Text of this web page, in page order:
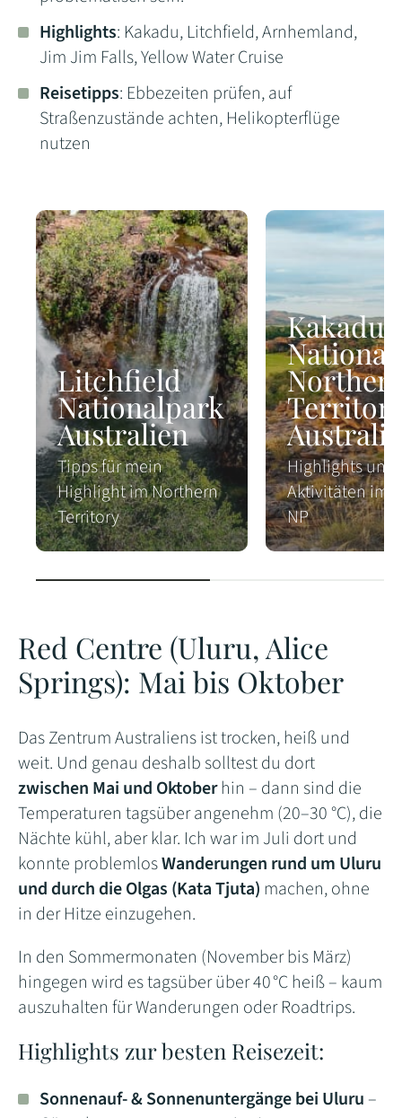
Highlights: Kakadu, Litchfield, Arnhemland,
Jim Jim Falls, Yellow Water Cruise
Reisetipps: Ebbezeiten prüfen, auf
Straßenzustände achten, Helikopterflüge
nutzen
Litchfield
Nationalpark
Australien
Tipps für mein
Highlight im Northern
Territory
Kakadu
Highlights und
Aktivitäten im
NP
Red Centre (Uluru, Alice
Springs): Mai bis Oktober
Das Zentrum Australiens ist trocken, heiß und
weit. Und genau deshalb solltest du dort
zwischen Mai und Oktoberhin – dann sind die
Temperaturen tagsüber angenehm (20–30 °C), die
Nächte kühl, aber klar. Ich war im Juli dort und
konnte problemlosWanderungen rund um Uluru
und durch die Olgas (Kata Tjuta) machen, ohne
in der Hitze einzugehen.
In den Sommermonaten (November bis März)
hingegen wird es tagsüber über 40 °C heiß – kaum
auszuhalten für Wanderungen oder Roadtrips.
Highlights zur besten Reisezeit:
Sonnenauf- & Sonnenuntergänge bei Uluru –